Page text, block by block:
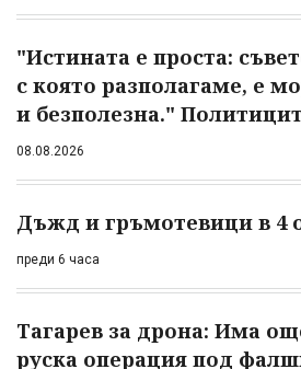
"Истината е проста:
с която разполагаме, е
и безполезна."
08.08.2026
Дъжд и гръмотевици в 4
преди 6 часа
Тагарев за дрона: Има
руска операция под